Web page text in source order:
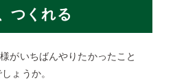
つくれる
がいちばんやりたかったこと
ょうか。